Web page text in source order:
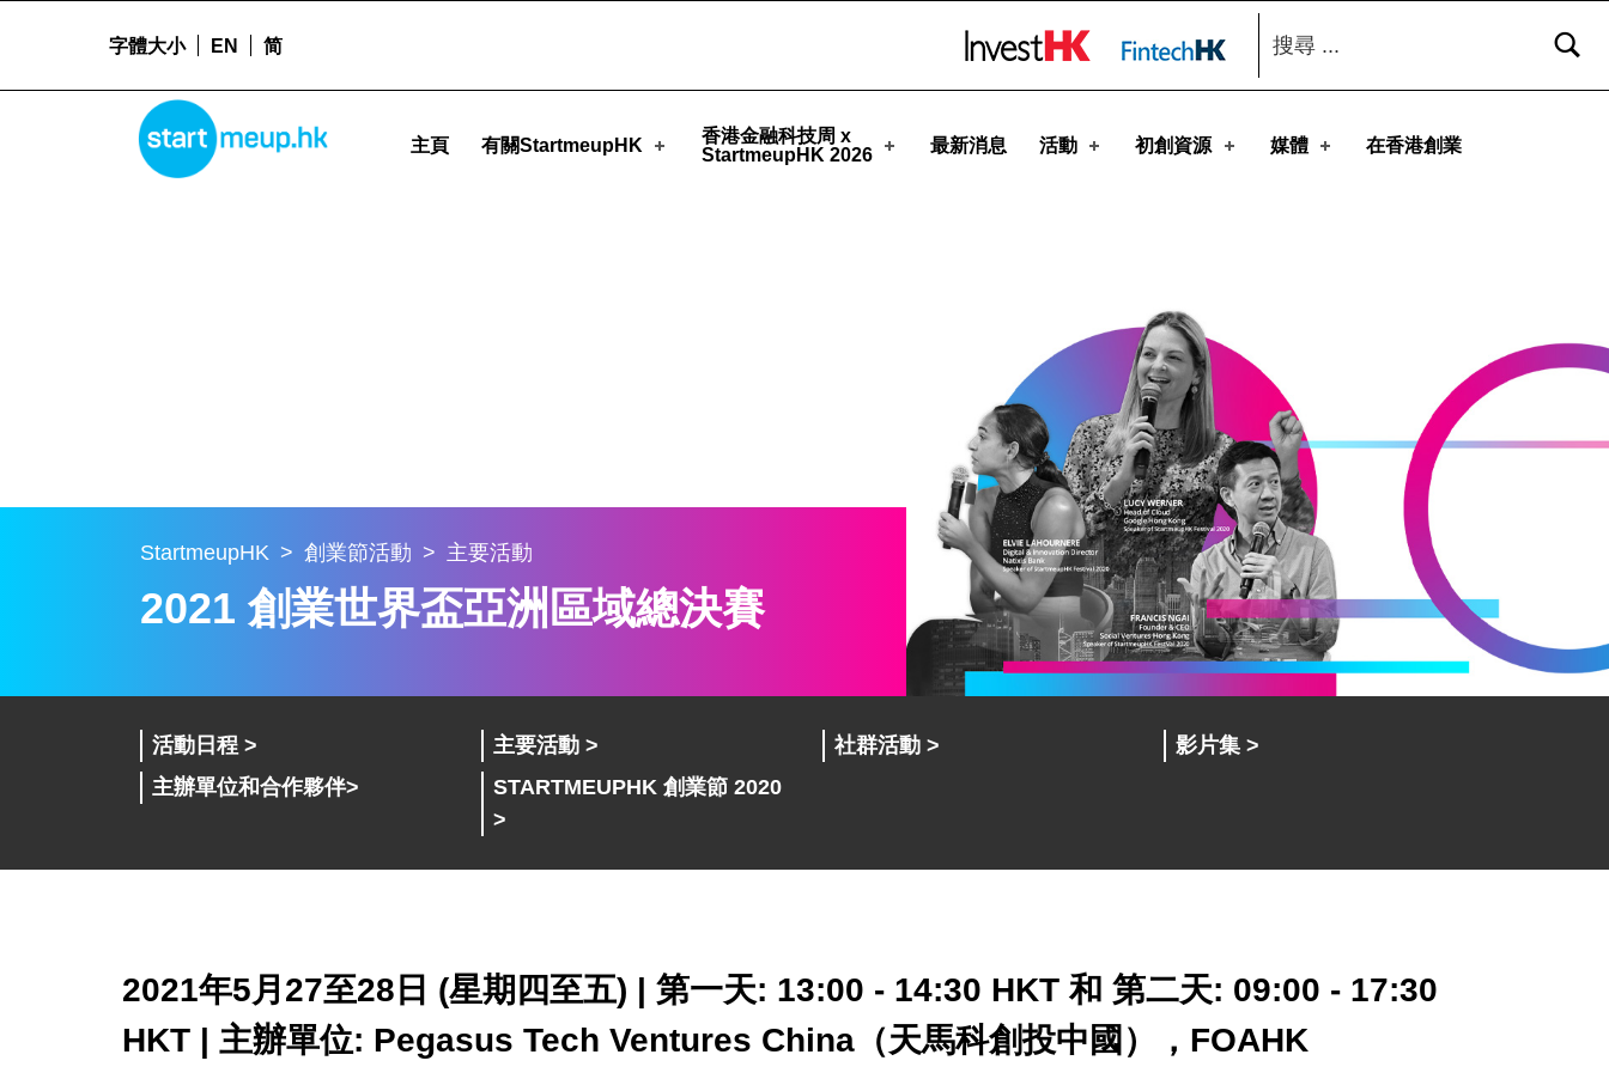
STARTMEUPHK
主頁 有關StartmeupHK
香港金融科技周 x
StartmeupHK 2026
最新消息 活動 初創資源 媒體 在香港創業
字體大小 EN 简
搜尋：
StartmeupHK 創業節活動 主要活動
2021 創業世界盃亞洲區域總決賽
活動日程 > 主要活動 > 社群活動 >
影片集 >
主辦單位和合作夥伴>
STARTMEUPHK 創業節 2020
>
2021年5月27至28日 (星期四至五) | 第一天: 13:00 - 14:30 HKT 和 第二天: 09:00 - 17:30
HKT | 主辦單位: Pegasus Tech Ventures China（天馬科創投中國），FOAHK